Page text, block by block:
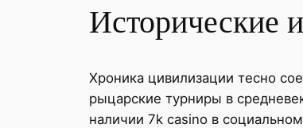
Исторические
Хроника цивилизации тесно
рыцарские турниры в
наличии 7k casino в